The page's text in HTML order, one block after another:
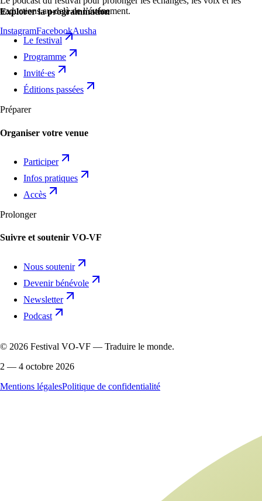
traductions au-delà de l’événement.
InstagramFacebookAusha
Explorer la programmation
Le festival
Programme
Invité·es
Éditions passées
Préparer
Organiser votre venue
Participer
Infos pratiques
Accès
Prolonger
Suivre et soutenir VO-VF
Nous soutenir
Devenir bénévole
Newsletter
Podcast
© 2026 Festival VO-VF — Traduire le monde.
2 — 4 octobre 2026
Mentions légalesPolitique de confidentialité